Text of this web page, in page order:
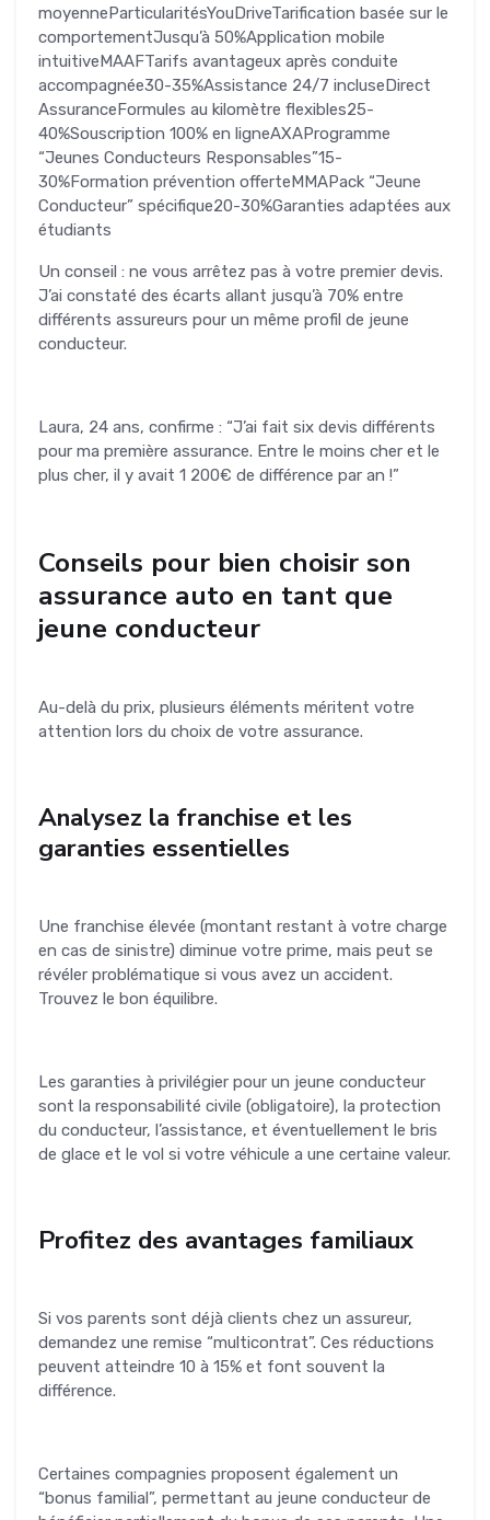
moyenneParticularitésYouDriveTarification basée sur le
comportementJusqu’à 50%Application mobile
intuitiveMAAFTarifs avantageux après conduite
accompagnée30-35%Assistance 24/7 incluseDirect
AssuranceFormules au kilomètre flexibles25-
40%Souscription 100% en ligneAXAProgramme
“Jeunes Conducteurs Responsables”15-
30%Formation prévention offerteMMAPack “Jeune
Conducteur” spécifique20-30%Garanties adaptées aux
étudiants
Un conseil : ne vous arrêtez pas à votre premier devis.
J’ai constaté des écarts allant jusqu’à 70% entre
différents assureurs pour un même profil de jeune
conducteur.
Laura, 24 ans, confirme : “J’ai fait six devis différents
pour ma première assurance. Entre le moins cher et le
plus cher, il y avait 1 200€ de différence par an !”
Conseils pour bien choisir son
assurance auto en tant que
jeune conducteur
Au-delà du prix, plusieurs éléments méritent votre
attention lors du choix de votre assurance.
Analysez la franchise et les
garanties essentielles
Une franchise élevée (montant restant à votre charge
en cas de sinistre) diminue votre prime, mais peut se
révéler problématique si vous avez un accident.
Trouvez le bon équilibre.
Les garanties à privilégier pour un jeune conducteur
sont la responsabilité civile (obligatoire), la protection
du conducteur, l’assistance, et éventuellement le bris
de glace et le vol si votre véhicule a une certaine valeur.
Profitez des avantages familiaux
Si vos parents sont déjà clients chez un assureur,
demandez une remise “multicontrat”. Ces réductions
peuvent atteindre 10 à 15% et font souvent la
différence.
Certaines compagnies proposent également un
“bonus familial”, permettant au jeune conducteur de